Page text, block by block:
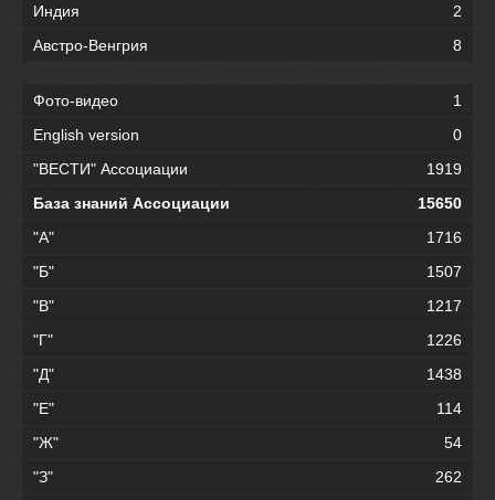
Индия
2
Австро-Венгрия
8
Фото-видео
1
English version
0
"ВЕСТИ" Ассоциации
1919
База знаний Ассоциации
15650
"А"
1716
"Б"
1507
"В"
1217
"Г"
1226
"Д"
1438
"Е"
114
"Ж"
54
"З"
262